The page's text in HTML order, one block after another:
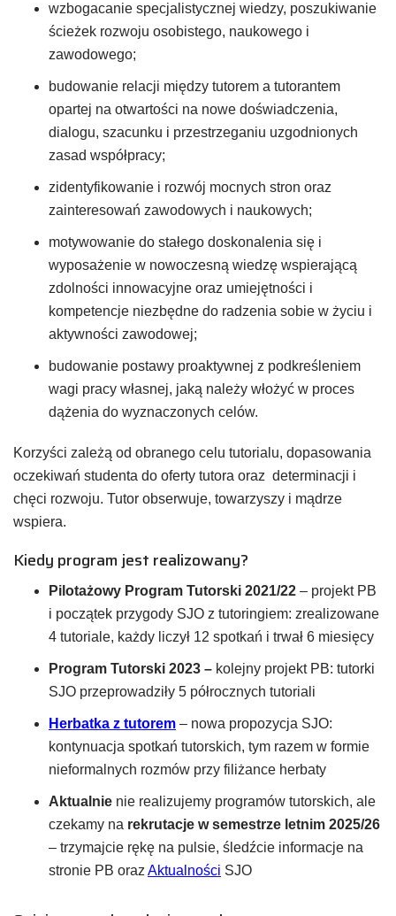
wzbogacanie specjalistycznej wiedzy, poszukiwanie
ścieżek rozwoju osobistego, naukowego i
zawodowego;
budowanie relacji między tutorem a tutorantem
opartej na otwartości na nowe doświadczenia,
dialogu, szacunku i przestrzeganiu uzgodnionych
zasad współpracy;
zidentyfikowanie i rozwój mocnych stron oraz
zainteresowań zawodowych i naukowych;
motywowanie do stałego doskonalenia się i
wyposażenie w nowoczesną wiedzę wspierającą
zdolności innowacyjne oraz umiejętności i
kompetencje niezbędne do radzenia sobie w życiu i
aktywności zawodowej;
budowanie postawy proaktywnej z podkreśleniem
wagi pracy własnej, jaką należy włożyć w proces
dążenia do wyznaczonych celów.
Korzyści zależą od obranego celu tutorialu, dopasowania
oczekiwań studenta do oferty tutora oraz determinacji i
chęci rozwoju. Tutor obserwuje, towarzyszy i mądrze
wspiera.
Kiedy program jest realizowany?
Pilotażowy Program Tutorski 2021/22 – projekt PB
i początek przygody SJO z tutoringiem: zrealizowane
4 tutoriale, każdy liczył 12 spotkań i trwał 6 miesięcy
Program Tutorski 2023 – kolejny projekt PB: tutorki
SJO przeprowadziły 5 półrocznych tutoriali
Herbatka z tutorem – nowa propozycja SJO:
kontynuacja spotkań tutorskich, tym razem w formie
nieformalnych rozmów przy filiżance herbaty
Aktualnie nie realizujemy programów tutorskich, ale
czekamy na rekrutacje w semestrze letnim 2025/26
– trzymajcie rękę na pulsie, śledźcie informacje na
stronie PB oraz Aktualności SJO